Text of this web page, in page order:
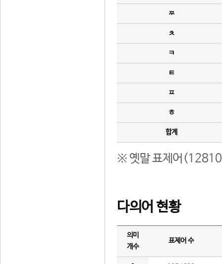
ㅉ
ㅊ
ㅋ
ㅌ
ㅍ
ㅎ
합계
※ 옛말 표제어(12810
다의어 현황
의미
개수
표제어 수